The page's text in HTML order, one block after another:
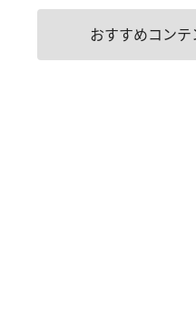
おすすめコン